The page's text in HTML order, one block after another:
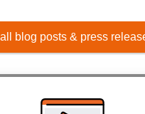
blog posts & press